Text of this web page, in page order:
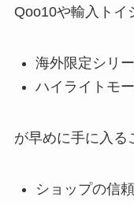
Qoo10や輸入トイ
海外限定シリ
ハイライトモ
が早めに手に入る
ショップの信